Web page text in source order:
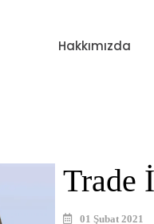
Hakkımızda
Trade
01 Şubat 2021